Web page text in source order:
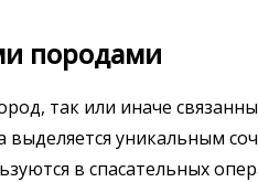
породами
так или иначе
выделяется уникальным
в спасательных